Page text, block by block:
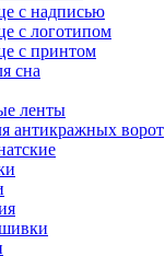
с надписью
с логотипом
с принтом
сна
ленты
антикражных ворот